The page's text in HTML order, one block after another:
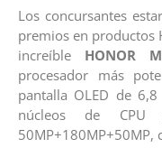
Los concursantes
premios en productos
increíble HONOR
procesador más
pantalla OLED de
núcleos de
50MP+180MP+50MP,